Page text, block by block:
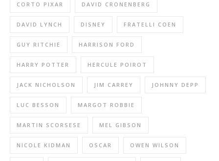
CORTO PIXAR DAVID CRONENBERG
DAVID LYNCH DISNEY FRATELLI COEN
GUY RITCHIE HARRISON FORD
HARRY POTTER HERCULE POIROT
JACK NICHOLSON JIM CARREY JOHNNY DEPP
LUC BESSON MARGOT ROBBIE
MARTIN SCORSESE MEL GIBSON
NICOLE KIDMAN OSCAR OWEN WILSON